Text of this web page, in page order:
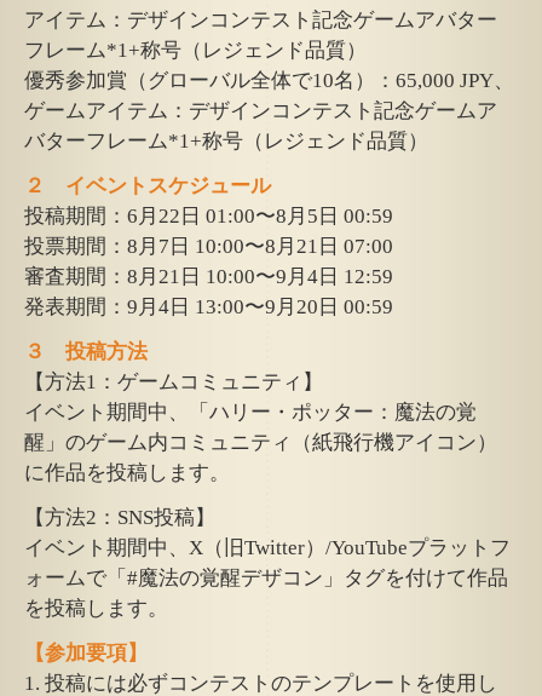
アイテム：デザインコンテスト記念ゲームアバター
フレーム*1+称号（レジェンド品質）
優秀参加賞（グローバル全体で10名）：65,000 JPY、
ゲームアイテム：デザインコンテスト記念ゲームア
バターフレーム*1+称号（レジェンド品質）
２ イベントスケジュール
投稿期間：6月22日 01:00〜8月5日 00:59
投票期間：8月7日 10:00〜8月21日 07:00
審査期間：8月21日 10:00〜9月4日 12:59
発表期間：9月4日 13:00〜9月20日 00:59
３ 投稿方法
【方法1：ゲームコミュニティ】
イベント期間中、「ハリー・ポッター：魔法の覚
醒」のゲーム内コミュニティ（紙飛行機アイコン）
に作品を投稿します。
【方法2：SNS投稿】
イベント期間中、X（旧Twitter）/YouTubeプラットフ
ォームで「#魔法の覚醒デザコン」タグを付けて作品
を投稿します。
【参加要項】
1. 投稿には必ずコンテストのテンプレートを使用し